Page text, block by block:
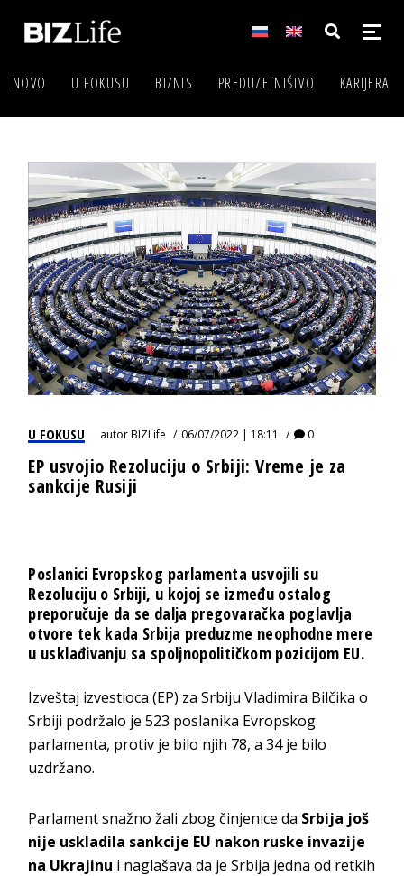
NOVO U FOKUSU BIZNIS PREDUZETNIŠTVO KARIJERA
U FOKUSU autorBIZLife 06/07/2022 | 18:11 0
EP usvojio Rezoluciju o Srbiji: Vreme je za
sankcije Rusiji
Poslanici Evropskog parlamenta usvojili su
Rezoluciju o Srbiji, u kojoj se između ostalog
preporučuje da se dalja pregovaračka poglavlja
otvore tek kada Srbija preduzme neophodne mere
u usklađivanju sa spoljnopolitičkom pozicijom EU.
Izveštaj izvestioca (EP) za Srbiju Vladimira Bilčika o
Srbiji podržalo je 523 poslanika Evropskog
parlamenta, protiv je bilo njih 78, a 34 je bilo
uzdržano.
Parlament snažno žali zbog činjenice da Srbija još
nije uskladila sankcije EU nakon ruske invazije
na Ukrajinu i naglašava da je Srbija jedna od retkih